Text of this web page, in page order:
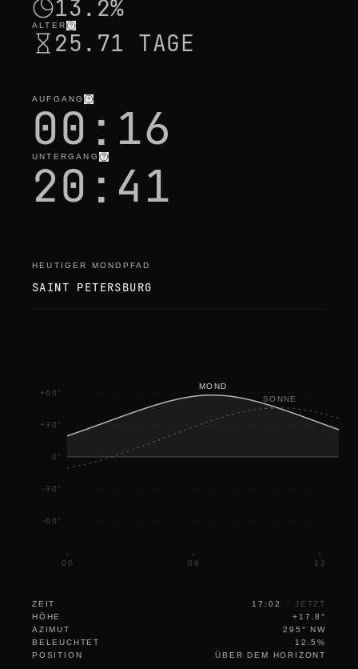
13.2%
ALTER
25.71 TAGE
AUFGANG
00:16
UNTERGANG
20:41
HEUTIGER MONDPFAD
SAINT PETERSBURG
+60°
+30°
0°
-30°
-60°
00 06 12
MOND
SONNE
ZEIT 17:02 · JETZT
HÖHE
+17.8°
AZIMUT
295° NW
BELEUCHTET
12.5%
POSITION
ÜBER DEM HORIZONT